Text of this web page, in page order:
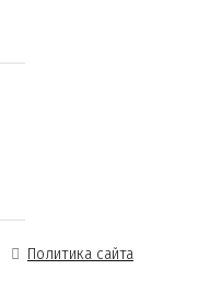
Политика сайта